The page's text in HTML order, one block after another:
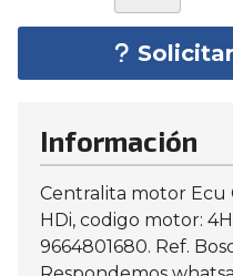
Información
Centralita motor Ecu
HDi, codigo motor:
9664801680. Ref.